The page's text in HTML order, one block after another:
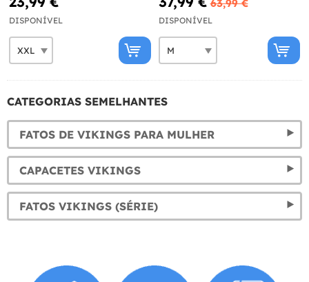
DISPONÍVEL
63,99 €
DISPONÍVEL
CATEGORIAS SEMELHANTES
FATOS DE VIKINGS PARA MULHER
CAPACETES VIKINGS
FATOS VIKINGS (SÉRIE)